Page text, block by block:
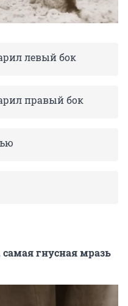
левый бок
правый бок
гнусная мразь